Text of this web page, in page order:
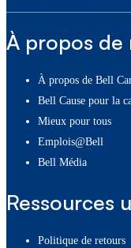
À propos de
À propos de Bell
Bell Cause pour la
Mieux pour tous
Emplois@Bell
Bell Média
Ressources
Politique de retours